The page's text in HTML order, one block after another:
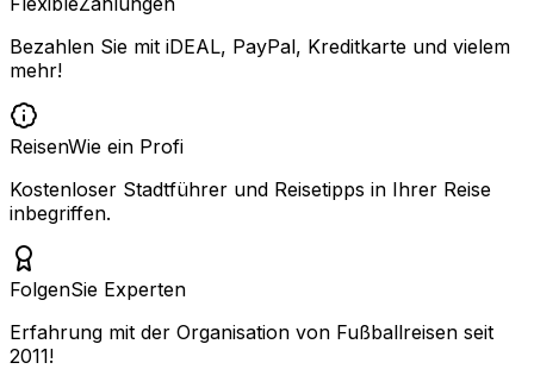
Bezahlen Sie mit iDEAL, PayPal, Kreditkarte und vielem
mehr!
ReisenWie ein Profi
Kostenloser Stadtführer und Reisetipps in Ihrer Reise
inbegriffen.
FolgenSie Experten
Erfahrung mit der Organisation von Fußballreisen seit
2011!